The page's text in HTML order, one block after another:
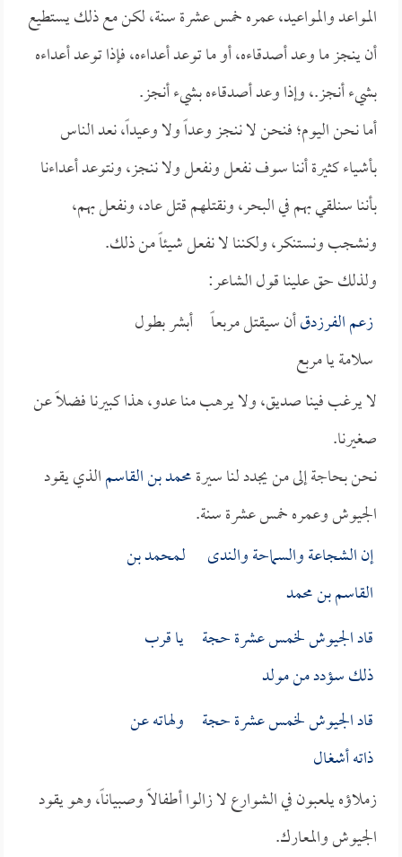
المواعد والمواعيد، عمره خمس عشرة سنة، لكن مع ذلك يستطيع
أن ينجز ما وعد أصدقاءه، أو ما توعد أعداءه، فإذا توعد أعداءه
بشيء أنجز.، وإذا وعد أصدقاءه بشيء أنجز.
أما نحن اليوم؛ فنحن لا ننجز وعداً ولا وعيداً، نعد الناس
بأشياء كثيرة أننا سوف نفعل ونفعل ولا ننجز، ونتوعد أعداءنا
بأننا سنلقي بهم في البحر، ونقتلهم قتل عاد، ونفعل بهم،
ونشجب ونستنكر، ولكننا لا نفعل شيئاً من ذلك.
ولذلك حق علينا قول الشاعر:
زعمالفرزدقأن سيقتل مربعاً أبشر بطول
سلامة يا مربع
لا يرغب فينا صديق، ولا يرهب منا عدو، هذا كبيرنا فضلاً عن
صغيرنا.
نحن بحاجة إلى من يجدد لنا سيرةمحمد بن القاسمالذي يقود
الجيوش وعمره خمس عشرة سنة.
إن الشجاعة والسماحة والندى لـمحمد بن
القاسم بن محمد
قاد الجيوش لخمس عشرة حجة يا قرب
ذلك سؤدد من مولد
قاد الجيوش لخمس عشرة حجة ولهاته عن
ذاته أشغال
زملاؤه يلعبون في الشوارع لا زالوا أطفالاً وصبياناً، وهو يقود
الجيوش والمعارك.